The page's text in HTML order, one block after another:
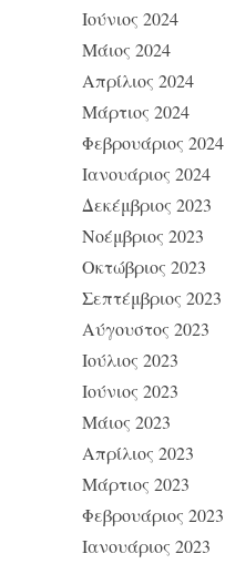
Ιούνιος 2024
Μάιος 2024
Απρίλιος 2024
Μάρτιος 2024
Φεβρουάριος 2024
Ιανουάριος 2024
Δεκέμβριος 2023
Νοέμβριος 2023
Οκτώβριος 2023
Σεπτέμβριος 2023
Αύγουστος 2023
Ιούλιος 2023
Ιούνιος 2023
Μάιος 2023
Απρίλιος 2023
Μάρτιος 2023
Φεβρουάριος 2023
Ιανουάριος 2023